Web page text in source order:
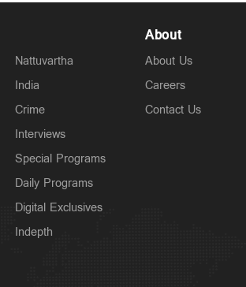
Nattuvartha
India
Crime
Interviews
Special Programs
Daily Programs
Digital Exclusives
Indepth
About
About Us
Careers
Contact Us